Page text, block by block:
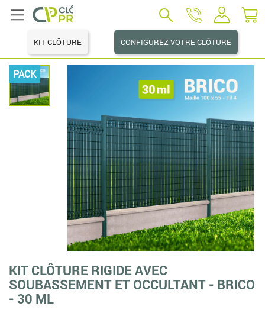
KIT CLÔTURE CONFIGUREZ VOTRE CLÔTURE
PACK
KIT CLÔTURE RIGIDE AVEC
SOUBASSEMENT ET OCCULTANT - BRICO
- 30 ML